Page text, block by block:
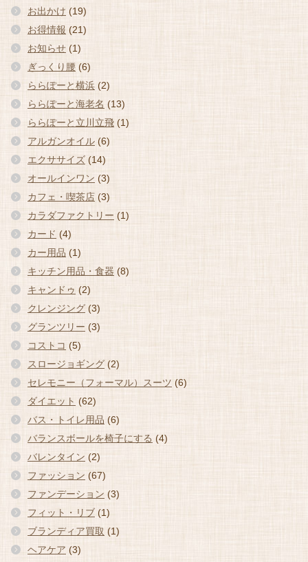
お出かけ (19)
お得情報 (21)
お知らせ (1)
ぎっくり腰 (6)
ららぽーと横浜 (2)
ららぽーと海老名 (13)
ららぽーと立川立飛 (1)
アルガンオイル (6)
エクササイズ (14)
オールインワン (3)
カフェ・喫茶店 (3)
カラダファクトリー (1)
カード (4)
カー用品 (1)
キッチン用品・食器 (8)
キャンドゥ (2)
クレンジング (3)
グランツリー (3)
コストコ (5)
スロージョギング (2)
セレモニー（フォーマル）スーツ (6)
ダイエット (62)
バス・トイレ用品 (6)
バランスボールを椅子にする (4)
バレンタイン (2)
ファッション (67)
ファンデーション (3)
フィット・リブ (1)
ブランディア買取 (1)
ヘアケア (3)